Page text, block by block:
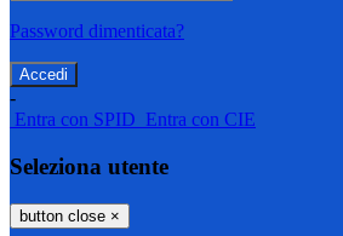
Password dimenticata?
-
Entra con SPID Entra con CIE
Seleziona utente
button close ×